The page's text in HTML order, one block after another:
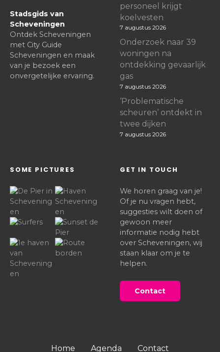
Stadsgids van
Scheveningen
Ontdek Scheveningen
met City Guide
Scheveningen en maak
van je bezoek een
onvergetelijke ervaring.
personeel krijgt
koelvesten
7 augustus 2026
Onderzoek naar 39
woningen na
ontdekking gevaarlijk
gas
7 augustus 2026
‘Problematische
scheuren’ ontdekt in
twee dijken
7 augustus 2026
SOME PICTURES GET IN TOUCH
We horen graag van je!
Of je nu vragen hebt,
suggesties wilt doen of
gewoon meer
informatie nodig hebt
over Scheveningen, wij
staan klaar om je te
helpen.
Contact
Home Agenda Contact